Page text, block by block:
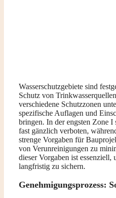
Wasserschutzgebiete sind
Schutz von
verschiedene Schutzzonen
spezifische Auflagen und
bringen. In der engsten Zone I
fast gänzlich verboten,
strenge Vorgaben für
von Verunreinigungen zu
dieser Vorgaben ist essenziell,
langfristig zu sichern.
Genehmigungsprozess: